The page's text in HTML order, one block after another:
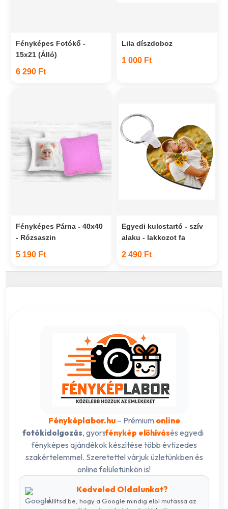
Fényképes Fotókő -
15x21 (Álló)
6 290 Ft
Lila díszdoboz
1 000 Ft
Fényképes Párna - 40x40
- Rózsaszin
5 190 Ft
Egyedi kulcstartó - szív
alaku - lakkozot fa
2 490 Ft
Fényképlabor.hu– Prémium online
fotókidolgozás, gyorsfénykép előhívásés egyedi
fényképes ajándékok készítése több évtizedes
szakértelemmel. Szeretettel várjuk üzletünkben és
online felületünkön is!
Kedveled Oldalunkat?
Állítsd be, hogy a Google mindig elöl mutassa az